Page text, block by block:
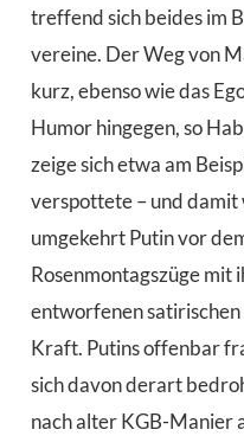
treffend sich beides im
vereine. Der Weg von
kurz, ebenso wie das
Humor hingegen, so
zeige sich etwa am
verspottete – und damit
umgekehrt Putin vor
Rosenmontagszüge mit
entworfenen
Kraft. Putins offenbar
sich davon derart
nach alter KGB-Manier